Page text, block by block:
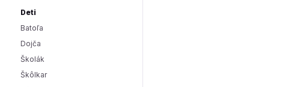
Deti
Batoľa
Dojča
Školák
Škôlkar